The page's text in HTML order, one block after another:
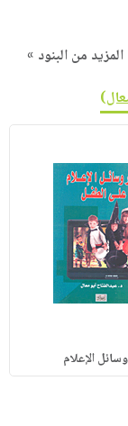
المزيد من البنود »
)
الإعلام